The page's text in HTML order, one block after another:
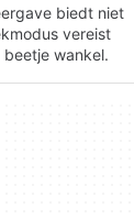
biedt niet
vereist
wankel.